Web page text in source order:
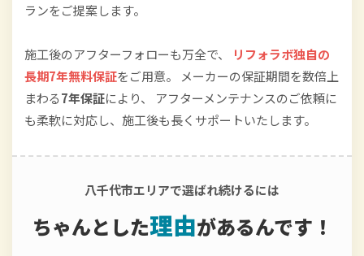
ランをご提案します。
施工後のアフターフォローも万全で、
リフォラボ独自の
長期7年無料保証をご用意。 メーカーの保証期間を数倍上
まわる7年保証により、 アフターメンテナンスのご依頼に
も柔軟に対応し、施工後も長くサポートいたします。
八千代市エリアで選ばれ続けるには
ちゃんとした理由があるんです！